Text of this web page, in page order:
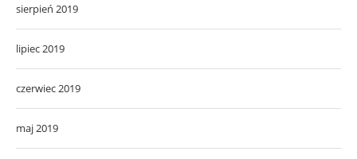
sierpień 2019
lipiec 2019
czerwiec 2019
maj 2019